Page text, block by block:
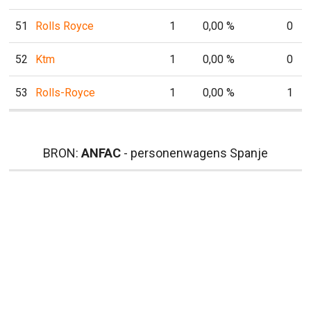
51 Rolls Royce 1 0,00 % 0
52 Ktm 1 0,00 % 0
53 Rolls-Royce 1 0,00 % 1
BRON: ANFAC- personenwagens Spanje